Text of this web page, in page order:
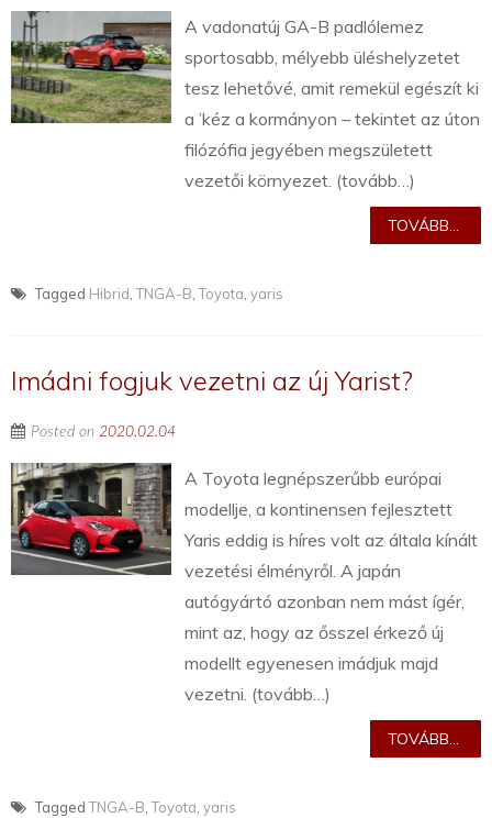
A vadonatúj GA-B padlólemez
sportosabb, mélyebb üléshelyzetet
tesz lehetővé, amit remekül egészít ki
a ’kéz a kormányon – tekintet az úton
filózófia jegyében megszületett
vezetői környezet. (tovább…)
TOVÁBB...
Tagged Hibrid ,TNGA-B ,Toyota yaris
Imádni fogjuk vezetni az új Yarist?
Posted on 2020.02.04
A Toyota legnépszerűbb európai
modellje, a kontinensen fejlesztett
Yaris eddig is híres volt az általa kínált
vezetési élményről. A japán
autógyártó azonban nem mást ígér,
mint az, hogy az ősszel érkező új
modellt egyenesen imádjuk majd
vezetni. (tovább…)
TOVÁBB...
TaggedTNGA-B ,Toyota yaris